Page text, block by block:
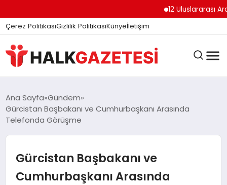
12 Uluslararası Arap
Çerez PolitikasıGizlilik PolitikasıKünyeİletişim
DÜNYA
EĞITIM
EKONOMI
Ana Sayfa Gündem
Gürcistan Başbakanı ve Cumhurbaşkanı Arasında
Telefonda Görüşme
Gürcistan Başbakanı ve
Cumhurbaşkanı Arasında